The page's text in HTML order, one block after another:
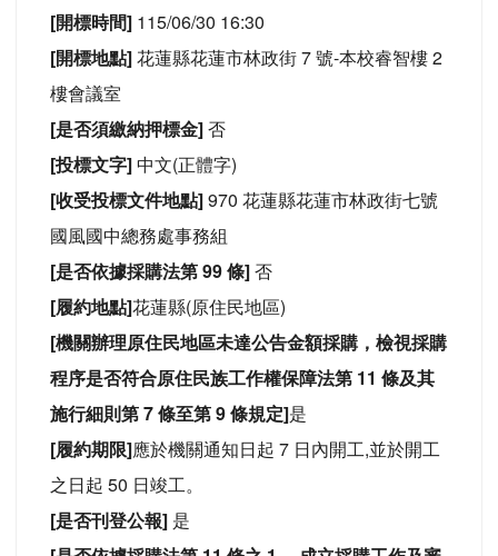
[開標時間] 115/06/30 16:30
[開標地點]花蓮縣花蓮市林政街 7 號-本校睿智樓 2
樓會議室
[是否須繳納押標金]否
[投標文字]中文(正體字)
[收受投標文件地點]970 花蓮縣花蓮市林政街七號
國風國中總務處事務組
[是否依據採購法第 99 條]否
[履約地點]花蓮縣(原住民地區)
[機關辦理原住民地區未達公告金額採購，檢視採購
程序是否符合原住民族工作權保障法第 11 條及其
施行細則第 7 條至第 9 條規定]是
[履約期限]應於機關通知日起 7 日內開工,並於開工
之日起 50 日竣工。
[是否刊登公報] 是